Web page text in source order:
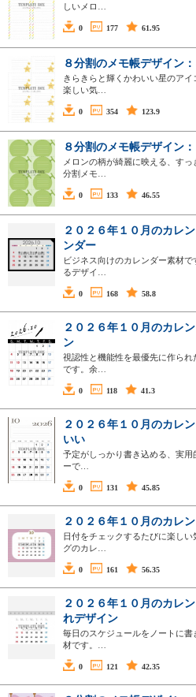
しいメロ…
0 177 61.95
８分割のメモ帳デザイン
きらきらと輝くかわいい星のア
楽しい気…
0 354 123.9
８分割のメモ帳デザイン
メロンの柄が綺麗に映える、す
分割メモ…
0 133 46.55
２０２６年１０月のカレ
ンダー
ビジネス向けのカレンダー素材
るデザイ…
0 168 58.8
２０２６年１０月のカレ
ン
視認性と機能性を最優先に作ら
です。余…
0 118 41.3
２０２６年１０月のカレ
いい
予定がしっかり書き込める、実
ーで…
0 131 45.85
２０２６年１０月のカレ
日付をチェックするたびに楽し
グのカレ…
0 161 56.35
２０２６年１０月のカレ
れデザイン
毎日のスケジュールをノートに
材です。…
0 121 42.35